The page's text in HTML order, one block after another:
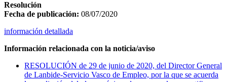
Resolución
Fecha de publicación: 08/07/2020
información detallada
Información relacionada con la noticia/aviso
RESOLUCIÓN de 29 de junio de 2020, del Director General
de Lanbide-Servicio Vasco de Empleo, por la que se acuerda